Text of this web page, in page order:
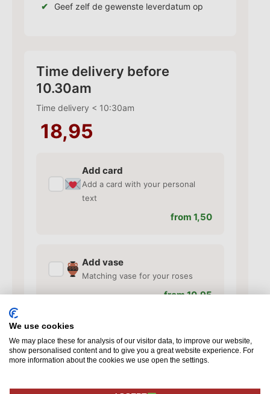
Geef zelf de gewenste leverdatum op
Time delivery before
10.30am
Time delivery < 10:30am
18,95
Add card
Add a card with your personal
text
from 1,50
Add vase
Matching vase for your roses
from 10,95
✓
Additional additions
Chocolate, chocolates and more
We use cookies
We may place these for analysis of our visitor data, to improve our website,
show personalised content and to give you a great website experience. For
more information about the cookies we use open the settings.